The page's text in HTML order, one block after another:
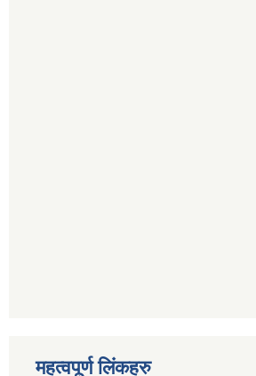
महत्वपूर्ण लिंकहरु